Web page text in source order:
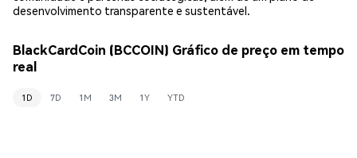
desenvolvimento transparente e sustentável.
BlackCardCoin (BCCOIN) Gráfico de preço em tempo
real
1D 7D 1M 3M 1Y YTD